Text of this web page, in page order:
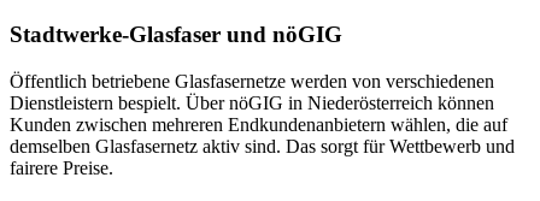
Stadtwerke-Glasfaser und nöGIG
Öffentlich betriebene Glasfasernetze werden von verschiedenen
Dienstleistern bespielt. Über nöGIG in Niederösterreich können
Kunden zwischen mehreren Endkundenanbietern wählen, die auf
demselben Glasfasernetz aktiv sind. Das sorgt für Wettbewerb und
fairere Preise.